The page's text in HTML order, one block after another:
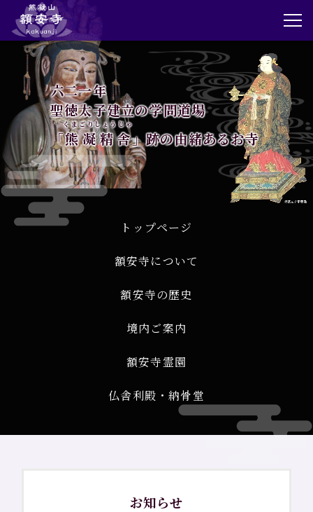
トップページ
お知らせ
額安寺について
額安寺の歴史
境内ご案内
額安寺霊園
仏舎利殿・納骨堂
プライバシーポリシー
六二一年
聖徳太子建立の学問道場
「熊凝精舎
くまごりしょうじゃ
」跡の由緒あるお寺
トップページ
額安寺について
額安寺の歴史
境内ご案内
額安寺霊園
仏舎利殿・納骨堂
お知らせ